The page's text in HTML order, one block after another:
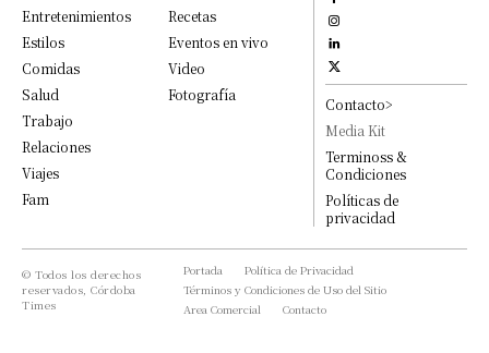
Entretenimientos
Estilos
Comidas
Salud
Trabajo
Relaciones
Viajes
Fam
Recetas
Eventos en vivo
Video
Fotografía
Contacto>
Media Kit
Terminoss &
Condiciones
Políticas de
privacidad
© Todos los derechos
reservados, Córdoba
Times
Portada
Política de Privacidad
Términos y Condiciones de Uso del Sitio
Area Comercial
Contacto